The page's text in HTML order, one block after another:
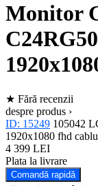
Monitor
★ Fără recenzii
despre produs ›
ID: 15249 105042
1920x1080 fhd
4 399 LEI
Plata la livrare
Comandă rapidă